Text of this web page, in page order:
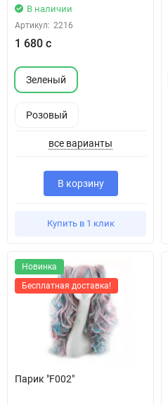
В наличии
Артикул: 2216
1 680 с
Зеленый
Розовый
все варианты
В корзину
Купить в 1 клик
Новинка
Бесплатная доставка!
Парик "F002"